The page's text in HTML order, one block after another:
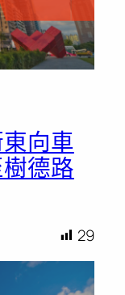
向車
德路
29